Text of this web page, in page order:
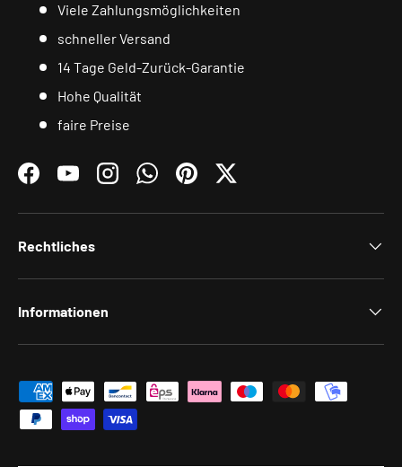
Viele Zahlungsmöglichkeiten
schneller Versand
14 Tage Geld-Zurück-Garantie
Hohe Qualität
faire Preise
FacebookYouTubeInstagramWhatsAppPinterestTwitter
Rechtliches
Informationen
Zahlungsmethoden